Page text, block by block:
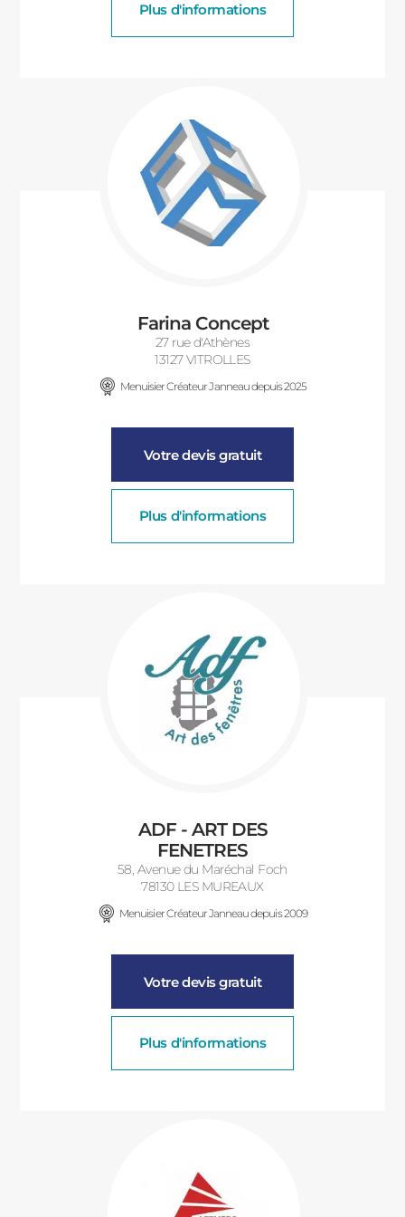
Plus d'informations
Farina Concept
27 rue d'Athènes
13127 VITROLLES
Menuisier Créateur Janneau depuis 2025
Votre devis gratuit
Plus d'informations
ADF - ART DES
FENETRES
58, Avenue du Maréchal Foch
78130 LES MUREAUX
Menuisier Créateur Janneau depuis 2009
Votre devis gratuit
Plus d'informations